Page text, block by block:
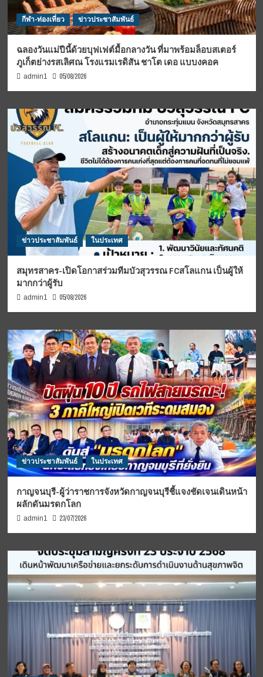
กีฬา-ท่องเที่ยว ข่าวประชาสัมพันธ์
ฉลองวันแม่ปีนี้ด้วยบุฟเฟต์มื้อกลางวัน ที่มาพร้อมล็อบสเตอร์
ภูเก็ตย่างรสเลิศณ โรงแรมเรดิสัน ชาโต เดอ แบบงคอค
admin1 05/08/2026
ข่าวประชาสัมพันธ์ ในประเทศ
สมุทรสาคร-เปิดโอกาสร่วมทีมบัวสุวรรณ FCสโลแกน เป็นผู้ให้
มากกว่าผู้รับ
admin1 05/08/2026
ข่าวประชาสัมพันธ์ ในประเทศ
กาญจนบุรี-ผู้ว่าราชการจังหวัดกาญจนบุรีชี้แจงชัดเจนเดินหน้า
ผลักดันมรดกโลก
admin1 23/07/2026